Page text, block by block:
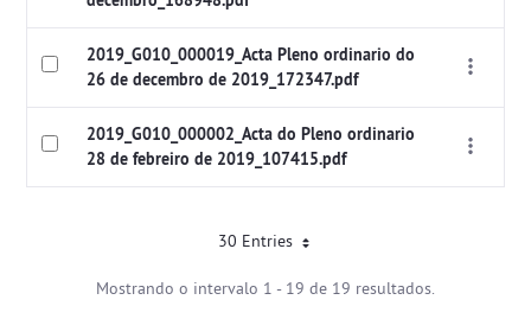
2019_G010_000019_Acta Pleno ordinario do
26 de decembro de 2019_172347.pdf
2019_G010_000002_Acta do Pleno ordinario
28 de febreiro de 2019_107415.pdf
30 Entries
Mostrando o intervalo 1 - 19 de 19 resultados.